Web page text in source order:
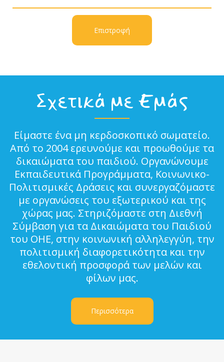
Επιστροφή
Σχετικά με Εμάς
Είμαστε ένα μη κερδοσκοπικό σωματείο.
Από το 2004 ερευνούμε και προωθούμε τα
δικαιώματα του παιδιού. Οργανώνουμε
Εκπαιδευτικά Προγράμματα, Κοινωνικο-
Πολιτισμικές Δράσεις και συνεργαζόμαστε
με οργανώσεις του εξωτερικού και της
χώρας μας. Στηριζόμαστε στη Διεθνή
Σύμβαση για τα Δικαιώματα του Παιδιού
του ΟΗΕ, στην κοινωνική αλληλεγγύη, την
πολιτισμική διαφορετικότητα και την
εθελοντική προσφορά των μελών και
φίλων μας.
Περισσότερα